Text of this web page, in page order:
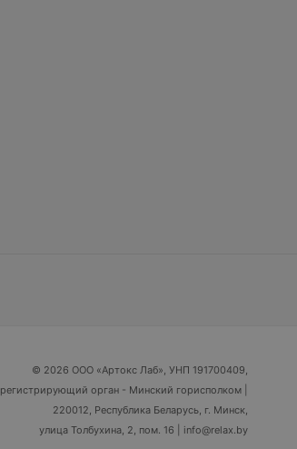
© 2026 ООО «Артокс Лаб», УНП 191700409,
регистрирующий орган - Минский горисполком
220012, Республика Беларусь, г. Минск,
улица Толбухина, 2, пом. 16 | info@relax.by